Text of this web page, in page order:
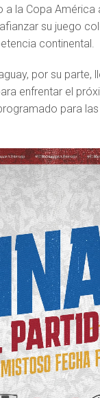
a la Copa América
su juego
continental.
por su parte,
enfrentar el
para